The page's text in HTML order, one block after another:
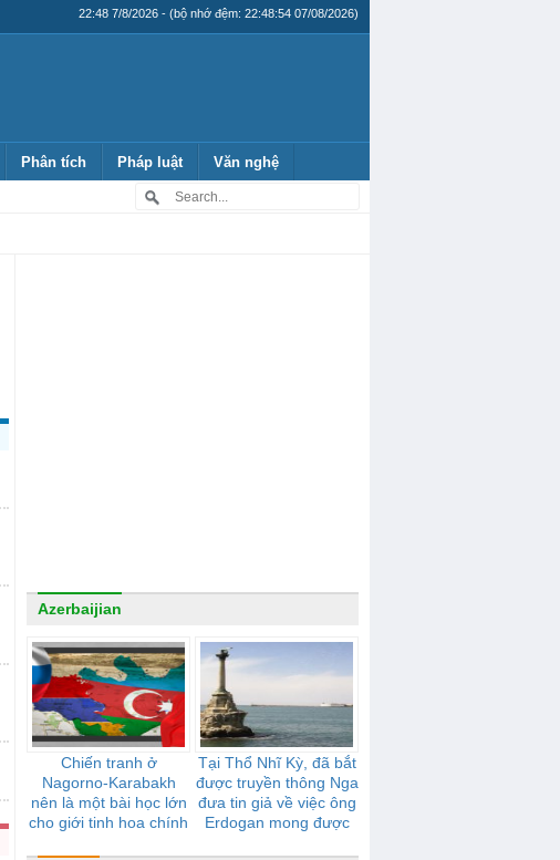
22:48 7/8/2026 - (bộ nhớ đệm: 22:48:54 07/08/2026)
Phân tích Pháp luật Văn nghệ
Azerbaijian
Chiến tranh ở
Nagorno-Karabakh
nên là một bài học lớn
cho giới tinh hoa chính
Tại Thổ Nhĩ Kỳ, đã bắt
được truyền thông Nga
đưa tin giả về việc ông
Erdogan mong được